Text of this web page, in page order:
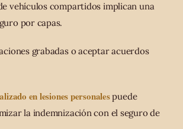
vehículos compartidos implican una
por capas.
grabadas o aceptar acuerdos
en lesiones personalespuede
la indemnización con el seguro de